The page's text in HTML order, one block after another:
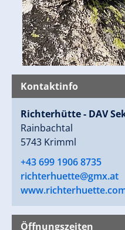
Kontaktinfo
Richterhütte - DAV
Rainbachtal
5743 Krimml
+43 699 1906 8735
richterhuette@gmx.at
Öffnungszeiten